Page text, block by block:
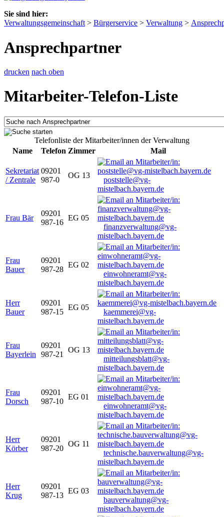
Sie sind hier:
Verwaltungsgemeinschaft > Bürgerservice > Verwaltung >
Ansprechpartner
drucken nach oben
Mitarbeiter-Telefon-Liste
Telefonliste der Mitarbeiter/innen der Verwaltung
Name
Telefon Zimmer Mail
Sekretariat
/ Zentrale
09201
987-0
OG 13
poststelle@vg-
mistelbach.bayern.de
Frau Bär
09201
987-16
EG 05
finanzverwaltung@vg-
mistelbach.bayern.de
Frau
Bauer
09201
987-28
EG 02
einwohneramt@vg-
mistelbach.bayern.de
Herr
Bauer
09201
987-15
EG 05
kaemmerei@vg-
mistelbach.bayern.de
Frau
Bayerlein
09201
987-21
OG 13
mitteilungsblatt@vg-
mistelbach.bayern.de
Frau
Dorsch
09201
987-10
EG 01
einwohneramt@vg-
mistelbach.bayern.de
Herr
Körber
09201
987-20
OG 11
technische.bauverwaltung@vg-
mistelbach.bayern.de
Herr
Krug
09201
987-13
EG 03
bauverwaltung@vg-
mistelbach.bayern.de